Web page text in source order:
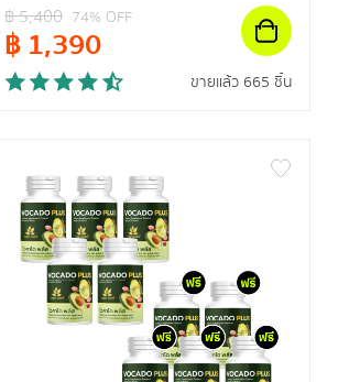
฿5,400 74% OFF
฿1,390
ขายแล้ว 665 ชิ้น